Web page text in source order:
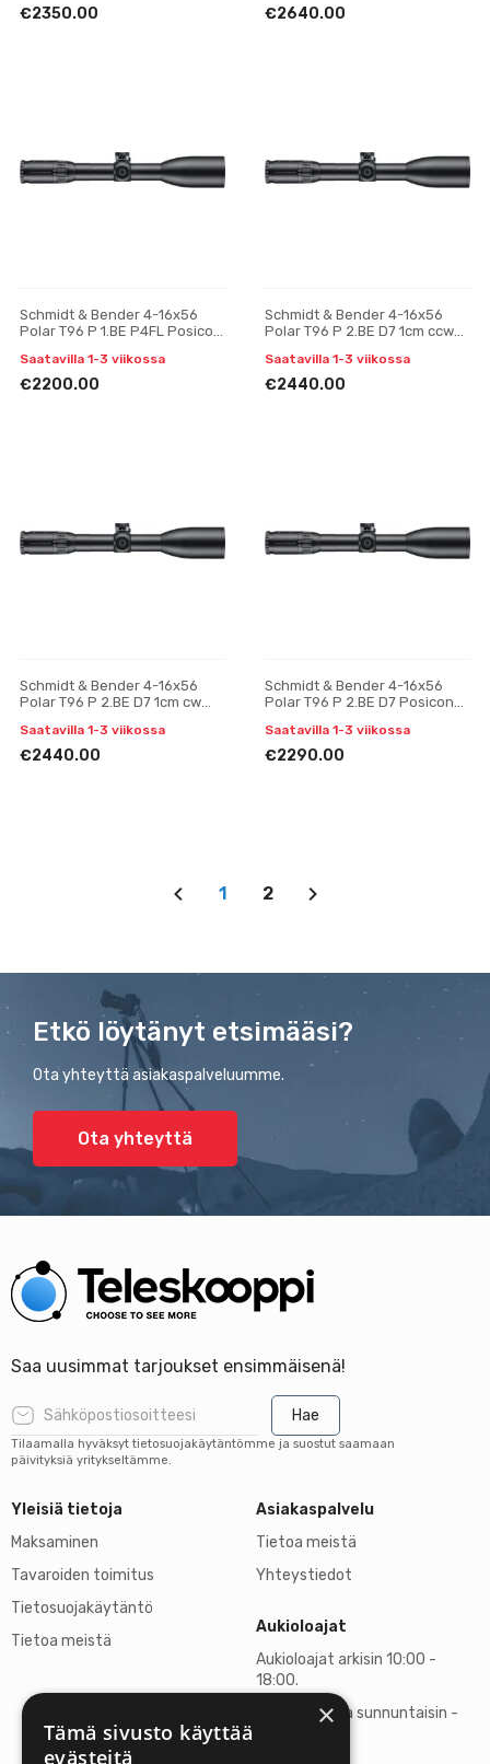
€2350.00 €2640.00
Schmidt & Bender 4-16x56
Polar T96 P 1.BE P4FL Posicon
Saatavilla 1-3 viikossa
€2200.00
Schmidt & Bender 4-16x56
Polar T96 P 2.BE D7 1cm ccw
Saatavilla 1-3 viikossa
€2440.00
Schmidt & Bender 4-16x56
Polar T96 P 2.BE D7 1cm cw
Saatavilla 1-3 viikossa
€2440.00
Schmidt & Bender 4-16x56
Polar T96 P 2.BE D7 Posicon
Saatavilla 1-3 viikossa
€2290.00
1 2
Etkö löytänyt etsimääsi?
Ota yhteyttä asiakaspalveluumme.
Ota yhteyttä
Saa uusimmat tarjoukset ensimmäisenä!
Hae
Tilaamalla hyväksyt tietosuojakäytäntömme ja suostut saamaan
päivityksiä yritykseltämme.
Yleisiä tietoja
Maksaminen
Tavaroiden toimitus
Tietosuojakäytäntö
Tietoa meistä
Asiakaspalvelu
Tietoa meistä
Yhteystiedot
Aukioloajat
Aukioloajat arkisin 10:00 -
18:00.
Lauantaisin ja sunnuntaisin -
×
Tämä sivusto käyttää
evästeitä